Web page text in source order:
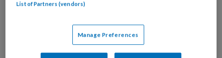
List of Partners (vendors)
Manage Preferences